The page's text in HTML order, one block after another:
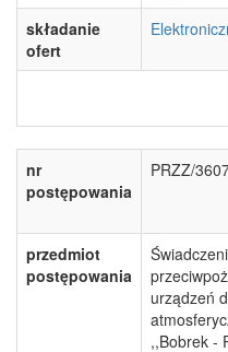
składanie
ofert
nr
postępowania
PRZZ/
przedmiot
postępowania
urządzeń
,,Bobrek -